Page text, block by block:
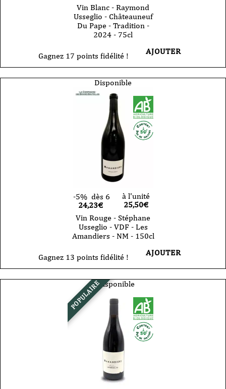
Vin Blanc - Raymond
Usseglio - Châteauneuf
Du Pape - Tradition -
2024 - 75cl
Gagnez 17 points fidélité ! AJOUTER
Disponible
-5% dès 6
24,23€
à l'unité
25,50€
Vin Rouge - Stéphane
Usseglio - VDF - Les
Amandiers - NM - 150cl
Gagnez 13 points fidélité ! AJOUTER
POPULAIREIndisponible